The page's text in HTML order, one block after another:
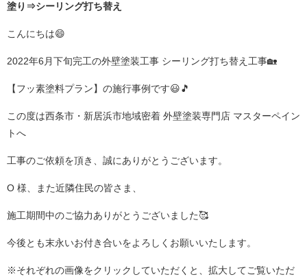
塗り ⇒シーリング打ち替え
こんにちは😄
2022年6月下旬完工の外壁塗装工事 シーリング打ち替え工事🏡
【フッ素塗料プラン】の施行事例です😃🎵
この度は西条市・新居浜市地域密着 外壁塗装専門店 マスターペイン
トへ
工事のご依頼を頂き、誠にありがとうございます。
O 様、また近隣住民の皆さま、
施工期間中のご協力ありがとうございました🥰
今後とも末永いお付き合いをよろしくお願いいたします。
※それぞれの画像をクリックしていただくと、拡大してご覧いただ